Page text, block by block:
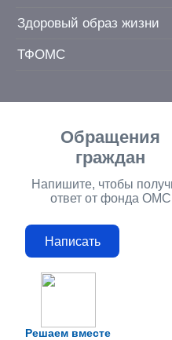
Здоровый образ жизни
ТФОМС
Решаем вместе
Обращения
граждан
Напишите, чтобы
ответ от фонда ОМС
Написать